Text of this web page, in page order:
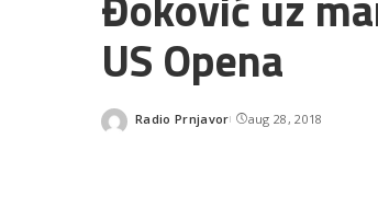
US Opena
Posted
Radio Prnjavor aug 28, 2018